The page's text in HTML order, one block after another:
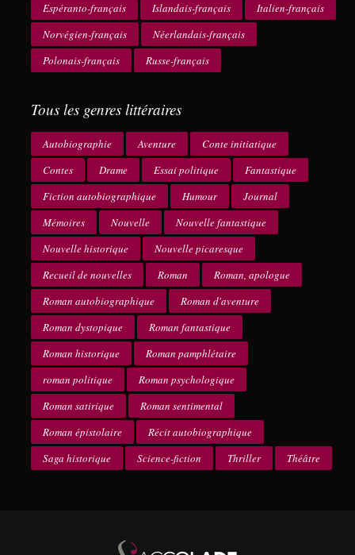
Espéranto-français
Islandais-français
Italien-français
Norvégien-français
Néerlandais-français
Polonais-français
Russe-français
Tous les genres littéraires
Autobiographie Aventure
Conte initiatique
Contes
Drame Essai politique
Fantastique
Fiction autobiographique
Humour
Journal
Mémoires
Nouvelle
Nouvelle fantastique
Nouvelle historique
Nouvelle picaresque
Recueil de nouvelles
Roman
Roman, apologue
Roman autobiographique
Roman d'aventure
Roman dystopique
Roman fantastique
Roman historique
Roman pamphlétaire
roman politique
Roman psychologique
Roman satirique
Roman sentimental
Roman épistolaire
Récit autobiographique
Saga historique
Science-fiction Thriller Théâtre